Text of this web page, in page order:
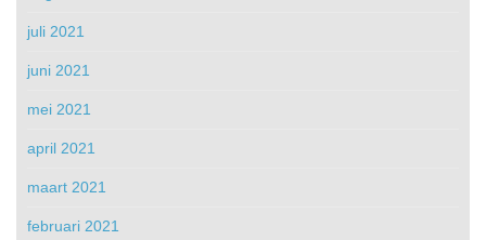
juli 2021
juni 2021
mei 2021
april 2021
maart 2021
februari 2021